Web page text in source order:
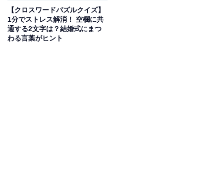
【クロスワードパズルクイズ】
1分でストレス解消！ 空欄に共
通する2文字は？結婚式にまつ
わる言葉がヒント